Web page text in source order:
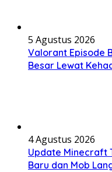
5 Agustus 2026
Valorant Episode
Besar Lewat
4 Agustus 2026
Update Minecraft
Baru dan Mob